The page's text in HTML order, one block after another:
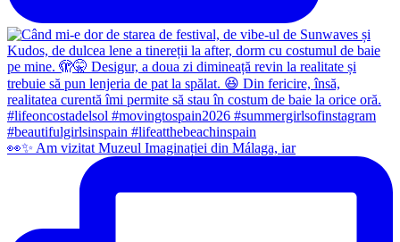
👀✨️ Am vizitat Muzeul Imaginației din Málaga, iar